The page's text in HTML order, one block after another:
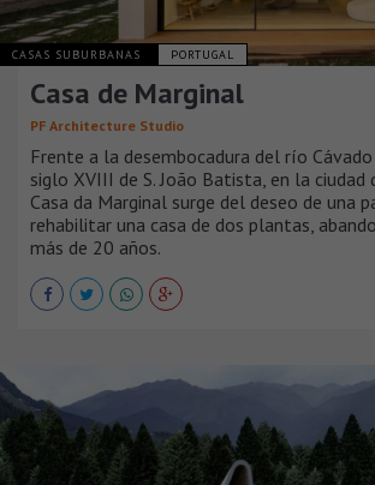
CASAS SUBURBANAS PORTUGAL
Casa de Marginal
PF Architecture Studio
Frente a la desembocadura del río
siglo XVIII de S. João Batista, en la ciudad
Casa da Marginal surge del deseo de una
rehabilitar una casa de dos plantas,
más de 20 años.